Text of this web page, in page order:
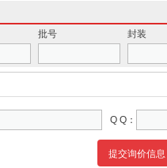
批号 封装
Q Q：
提交询价信息